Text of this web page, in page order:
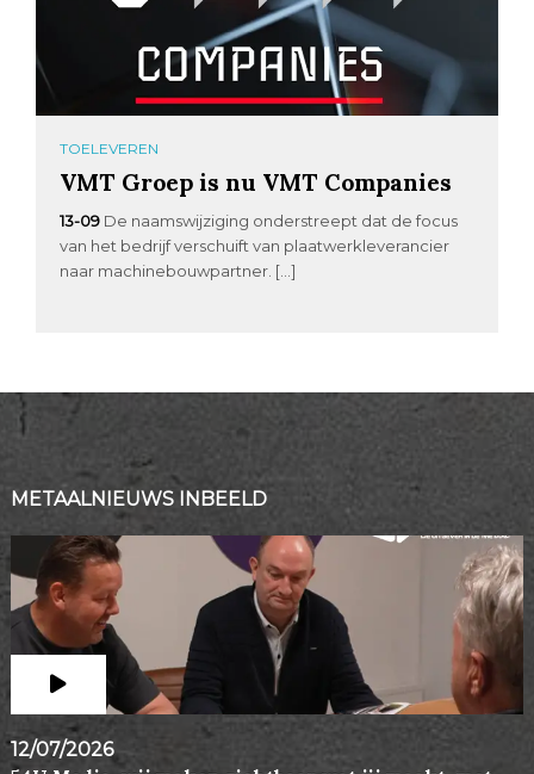
TOELEVEREN
VMT Groep is nu VMT Companies
13-09 De naamswijziging onderstreept dat de focus
van het bedrijf verschuift van plaatwerkleverancier
naar machinebouwpartner. […]
METAALNIEUWS INBEELD
12/07/2026